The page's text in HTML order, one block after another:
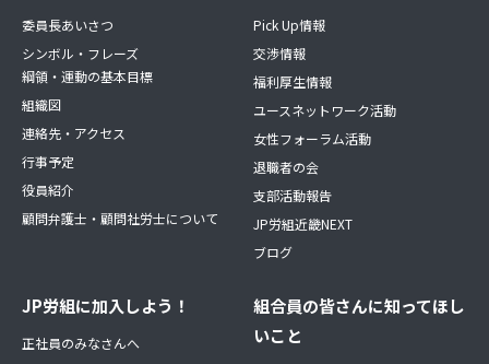
委員長あいさつ
シンボル・フレーズ
綱領・運動の基本目標
組織図
連絡先・アクセス
行事予定
役員紹介
顧問弁護士・顧問社労士について
Pick Up情報
交渉情報
福利厚生情報
ユースネットワーク活動
女性フォーラム活動
退職者の会
支部活動報告
JP労組近畿NEXT
ブログ
JP労組に加入しよう！
正社員のみなさんへ
組合員の皆さんに知ってほし
いこと